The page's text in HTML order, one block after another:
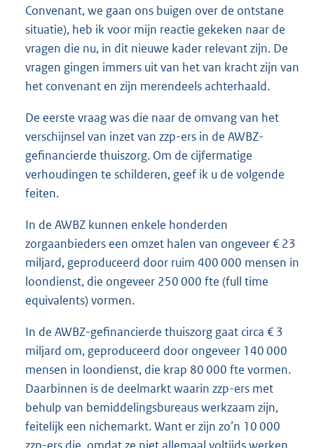
Convenant, we gaan ons buigen over de ontstane
situatie), heb ik voor mijn reactie gekeken naar de
vragen die nu, in dit nieuwe kader relevant zijn. De
vragen gingen immers uit van het van kracht zijn van
het convenant en zijn merendeels achterhaald.
De eerste vraag was die naar de omvang van het
verschijnsel van inzet van zzp-ers in de AWBZ-
gefinancierde thuiszorg. Om de cijfermatige
verhoudingen te schilderen, geef ik u de volgende
feiten.
In de AWBZ kunnen enkele honderden
zorgaanbieders een omzet halen van ongeveer € 23
miljard, geproduceerd door ruim 400 000 mensen in
loondienst, die ongeveer 250 000 fte (full time
equivalents) vormen.
In de AWBZ-gefinancierde thuiszorg gaat circa € 3
miljard om, geproduceerd door ongeveer 140 000
mensen in loondienst, die krap 80 000 fte vormen.
Daarbinnen is de deelmarkt waarin zzp-ers met
behulp van bemiddelingsbureaus werkzaam zijn,
feitelijk een nichemarkt. Want er zijn zo’n 10 000